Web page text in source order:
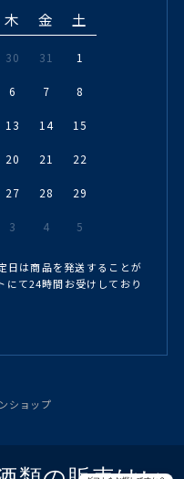
木 金 土
30 31 1
6 7 8
13 14 15
20 21 22
27 28 29
3 4 5
日は商品を発送することが
にて24時間お受けしており
ショップ